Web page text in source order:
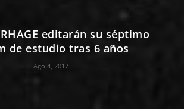
editarán su séptimo
de estudio tras 6 años
Ago 4, 2017